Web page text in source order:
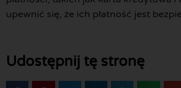
upewnić się, że ich płatność jest
Udostępnij tę stronę